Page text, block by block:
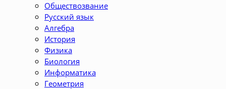
Обществозвание
Русский язык
Алгебра
История
Физика
Биология
Информатика
Геометрия